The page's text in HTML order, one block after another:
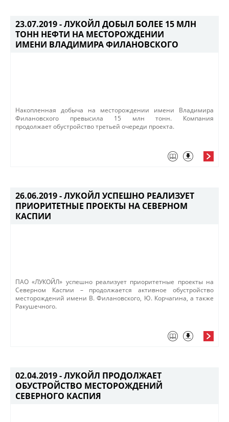
23.07.2019 -ЛУКОЙЛ ДОБЫЛ БОЛЕЕ 15 МЛН
ТОНН НЕФТИ НА МЕСТОРОЖДЕНИИ
ИМЕНИ ВЛАДИМИРА ФИЛАНОВСКОГО
Накопленная добыча на месторождении имени Владимира
Филановского превысила 15 млн тонн. Компания
продолжает обустройство третьей очереди проекта.
26.06.2019 -ЛУКОЙЛ УСПЕШНО РЕАЛИЗУЕТ
ПРИОРИТЕТНЫЕ ПРОЕКТЫ НА СЕВЕРНОМ
КАСПИИ
ПАО «ЛУКОЙЛ» успешно реализует приоритетные проекты на
Северном Каспии – продолжается активное обустройство
месторождений имени В. Филановского, Ю. Корчагина, а также
Ракушечного.
02.04.2019 -ЛУКОЙЛ ПРОДОЛЖАЕТ
ОБУСТРОЙСТВО МЕСТОРОЖДЕНИЙ
СЕВЕРНОГО КАСПИЯ